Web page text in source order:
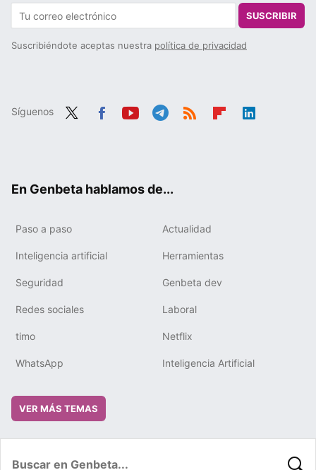
SUSCRIBIR
Suscribiéndote aceptas nuestra política de privacidad
Síguenos
En Genbeta hablamos de...
Paso a paso Actualidad
Inteligencia artificial Herramientas
Seguridad Genbeta dev
Redes sociales Laboral
timo Netflix
WhatsApp Inteligencia Artificial
VER MÁS TEMAS